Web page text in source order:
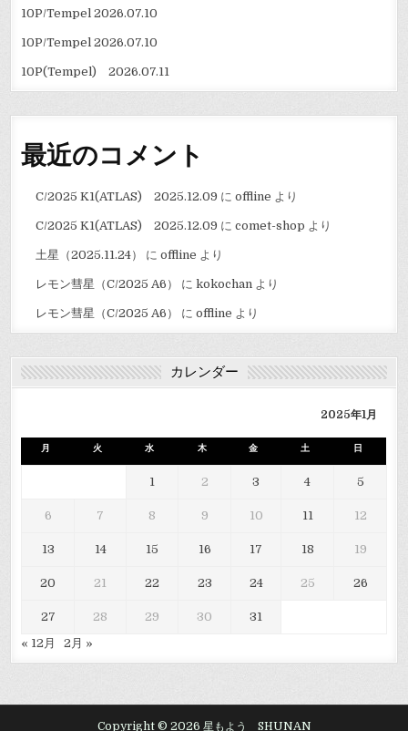
10P/Tempel 2026.07.10
10P/Tempel 2026.07.10
10P(Tempel) 2026.07.11
最近のコメント
C/2025 K1(ATLAS) 2025.12.09 に offline より
C/2025 K1(ATLAS) 2025.12.09 に comet-shop より
土星（2025.11.24） に offline より
レモン彗星（C/2025 A6） に kokochan より
レモン彗星（C/2025 A6） に offline より
カレンダー
2025年1月
月 火 水 木 金 土 日
1 2 3 4 5
6 7 8 9 10 11 12
13 14 15 16 17 18 19
20 21 22 23 24 25 26
27 28 29 30
31
« 12月
2月 »
Copyright © 2026 星もよう SHUNAN